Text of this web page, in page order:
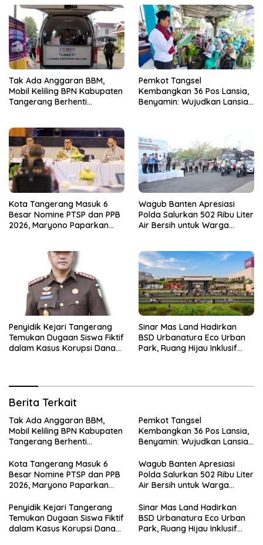
Tak Ada Anggaran BBM,
Mobil Keliling BPN Kabupaten
Tangerang Berhenti
Pemkot Tangsel
Kembangkan 36 Pos Lansia,
Benyamin: Wujudkan Lansia
Kota Tangerang Masuk 6
Besar Nomine PTSP dan PPB
2026, Maryono Paparkan
Wagub Banten Apresiasi
Polda Salurkan 502 Ribu Liter
Air Bersih untuk Warga
Penyidik Kejari Tangerang
Temukan Dugaan Siswa Fiktif
dalam Kasus Korupsi Dana
Sinar Mas Land Hadirkan
BSD Urbanatura Eco Urban
Park, Ruang Hijau Inklusif
Berita Terkait
Tak Ada Anggaran BBM,
Mobil Keliling BPN Kabupaten
Tangerang Berhenti
Pemkot Tangsel
Kembangkan 36 Pos Lansia,
Benyamin: Wujudkan Lansia
Kota Tangerang Masuk 6
Besar Nomine PTSP dan PPB
2026, Maryono Paparkan
Wagub Banten Apresiasi
Polda Salurkan 502 Ribu Liter
Air Bersih untuk Warga
Penyidik Kejari Tangerang
Temukan Dugaan Siswa Fiktif
dalam Kasus Korupsi Dana
Sinar Mas Land Hadirkan
BSD Urbanatura Eco Urban
Park, Ruang Hijau Inklusif